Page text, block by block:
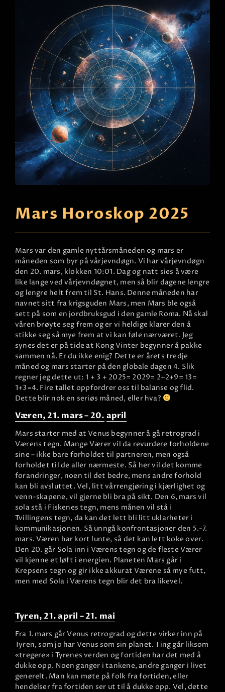
Mars Horoskop 2025
Mars var den gamle nyttårsmåneden og mars er
måneden som byr på vårjevndøgn. Vi har vårjevndøgn
den 20. mars, klokken 10:01. Dag og natt sies å være
like lange ved vårjevndøgnet, men så blir dagene lengre
og lengre helt frem til St. Hans. Denne måneden har
navnet sitt fra krigsguden Mars, men Mars ble også
sett på som en jordbruksgud i den gamle Roma. Nå skal
våren brøyte seg frem og er vi heldige klarer den å
stikke seg så mye frem at vi kan føle nærværet. Jeg
synes det er på tide at Kong Vinter begynner å pakke
sammen nå. Er du ikke enig? Dette er årets tredje
måned og mars starter på den globale dagen 4. Slik
regner jeg dette ut: 1 + 3 + 2025= 2029= 2+2+9= 13=
1+3=4. Fire tallet oppfordrer oss til balanse og flid.
Dette blir nok en seriøs måned, eller hva?
Væren, 21. mars – 20. april
Mars starter med at Venus begynner å gå retrograd i
Værens tegn. Mange Værer vil da revurdere forholdene
sine – ikke bare forholdet til partneren, men også
forholdet til de aller nærmeste. Så her vil det komme
forandringer, noen til det bedre, mens andre forhold
kan bli avsluttet. Vel, litt vårrengjøring i kjærlighet og
venn-skapene, vil gjerne bli bra på sikt. Den 6, mars vil
sola stå i Fiskenes tegn, mens månen vil stå i
Tvillingens tegn, da kan det lett bli litt uklarheter i
kommunikasjonen. Så unngå konfrontasjoner den 5.-7.
mars. Væren har kort lunte, så det kan lett koke over.
Den 20. går Sola inn i Værens tegn og de fleste Værer
vil kjenne et løft i energien. Planeten Mars går i
Krepsens tegn og gir ikke akkurat Værene så mye futt,
men med Sola i Værens tegn blir det bra likevel.
Tyren, 21. april – 21. mai
Fra 1. mars går Venus retrograd og dette virker inn på
Tyren, som jo har Venus som sin planet. Ting går liksom
«tregere» i Tyrenes verden og fortiden har det med å
dukke opp. Noen ganger i tankene, andre ganger i livet
generelt. Man kan møte på folk fra fortiden, eller
hendelser fra fortiden ser ut til å dukke opp. Vel, dette